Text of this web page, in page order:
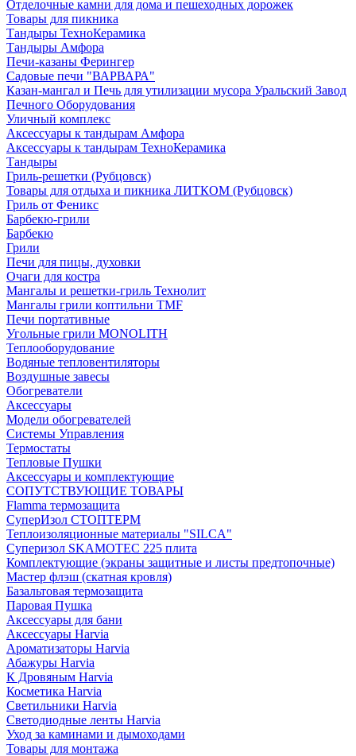
Отделочные камни для дома и пешеходных дорожек
Товары для пикника
Тандыры ТехноКерамика
Тандыры Амфора
Печи-казаны Ферингер
Садовые печи "ВАРВАРА"
Казан-мангал и Печь для утилизации мусора Уральский Завод
Печного Оборудования
Уличный комплекс
Аксессуары к тандырам Амфора
Аксессуары к тандырам ТехноКерамика
Тандыры
Гриль-решетки (Рубцовск)
Товары для отдыха и пикника ЛИТКОМ (Рубцовск)
Гриль от Феникс
Барбекю-грили
Барбекю
Грили
Печи для пицы, духовки
Очаги для костра
Мангалы и решетки-гриль Технолит
Мангалы грили коптильни TMF
Печи портативные
Угольные грили MONOLITH
Теплооборудование
Водяные тепловентиляторы
Воздушные завесы
Обогреватели
Аксессуары
Модели обогревателей
Системы Управления
Термостаты
Тепловые Пушки
Аксессуары и комплектующие
СОПУТСТВУЮЩИЕ ТОВАРЫ
Flamma термозащита
СуперИзол СТОПТЕРМ
Теплоизоляционные материалы "SILCA"
Суперизол SKAMOTEC 225 плита
Комплектующие (экраны защитные и листы предтопочные)
Мастер флэш (скатная кровля)
Базальтовая термозащита
Паровая Пушка
Аксессуары для бани
Аксессуары Harvia
Ароматизаторы Harvia
Абажуры Harvia
К Дровяным Harvia
Косметика Harvia
Светильники Harvia
Светодиодные ленты Harvia
Уход за каминами и дымоходами
Товары для монтажа